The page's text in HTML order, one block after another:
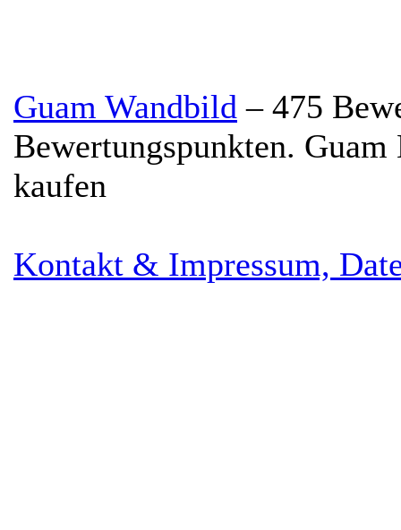
Guam Wandbild – 475
Bewertungspunkten. Guam
kaufen
Kontakt & Impressum,